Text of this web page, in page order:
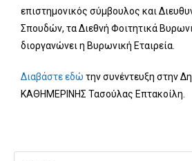
επιστημονικός σύμβουλος και
Σπουδών, τα Διεθνή Φοιτητικά
διοργανώνει η Βυρωνική Εταιρεία.
Διαβάστε εδώ την συνέντευξη στην
ΚΑΘΗΜΕΡΙΝΗΣ Τασούλας Επτακοίλη.